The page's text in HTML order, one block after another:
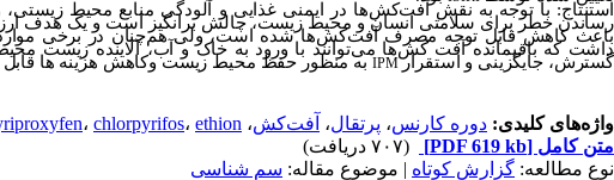
استنتاج: با توجه به نقش آفتکشها در ایمنی غذایی و آلودگی منابع محیط
رساندن خطر برای سلامتی انسان و محیط زیست، چالش برانگیز است و یک هدف
باعث کاهش قابل توجه مصرف آفت‌کش‌ها شده است، ولی هم‌چنان در برخی موارد
داشت که باقیمانده آفت کش‌ها می‌توانند با ورود به خاک و آب، آلاینده زیست
گسترش، جایگزینی و استقرارIPMبه منظور حفظ محیط زیست وکاهش هزینه ها قابل
واژه‌های کلیدی: دوره کارنس، پرتقال، آفت‌کش، ، chlorpyrifos، ethion
متن کامل [PDF 619 kb]
(۷۰۷ دریافت)
نوع مطالعه: گزارش کوتاه | موضوع مقاله: سم شناسی